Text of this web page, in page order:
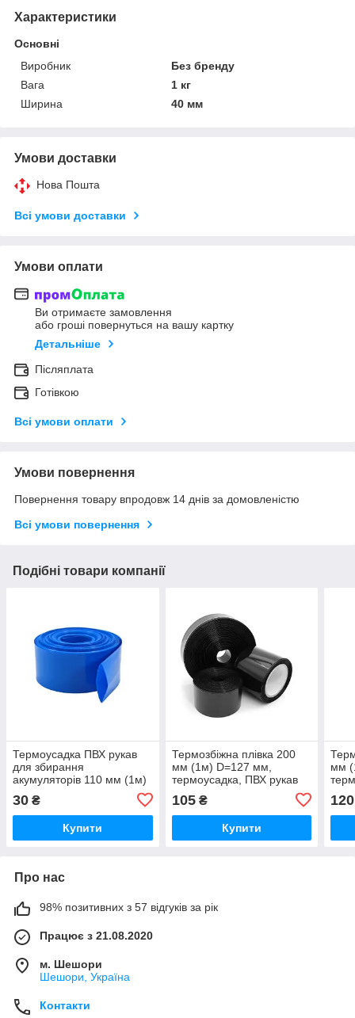
Характеристики
Основні
Виробник
Без бренду
Вага
1 кг
Ширина
40 мм
Умови доставки
Нова Пошта
Всі умови доставки
Умови оплати
Ви отримаєте замовлення
або гроші повернуться на вашу картку
Детальніше
Післяплата
Готівкою
Всі умови оплати
Умови повернення
Повернення товару впродовж 14 днів за домовленістю
Всі умови повернення
Подібні товари компанії
Термоусадка ПВХ рукав
для збирання
акумуляторів 110 мм (1м)
плівка
30 ₴
Купити
Термозбіжна плівка 200
мм (1м) D=127 мм,
термоусадка, ПВХ рукав
акумуляторів
105₴
Купити
мм
120
Про нас
98% позитивних з 57 відгуків за рік
Працює з 21.08.2020
м. Шешори
Шешори, Україна
Контакти